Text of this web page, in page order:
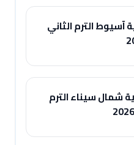
آسيوط الترم الثاني
شمال سيناء الترم